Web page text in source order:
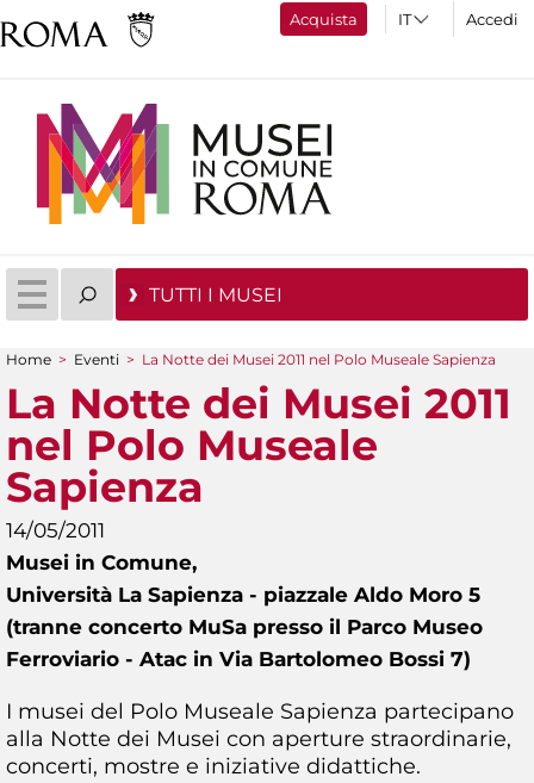
Acquista Accedi
TUTTI I MUSEI
Tu sei qui
Home > Eventi > La Notte dei Musei 2011 nel Polo Museale Sapienza
La Notte dei Musei 2011
nel Polo Museale
Sapienza
14/05/2011
Musei in Comune,
Università La Sapienza - piazzale Aldo Moro 5
(tranne concerto MuSa presso il Parco Museo
Ferroviario - Atac in Via Bartolomeo Bossi 7)
I musei del Polo Museale Sapienza partecipano
alla Notte dei Musei con aperture straordinarie,
concerti, mostre e iniziative didattiche.